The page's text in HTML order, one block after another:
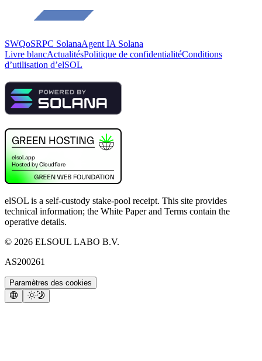
SWQoSRPC SolanaAgent IA Solana
Livre blancActualitésPolitique de confidentialitéConditions
d’utilisation d’elSOL
elSOL is a self-custody stake-pool receipt. This site provides
technical information; the White Paper and Terms contain the
operative details.
© 2026 ELSOUL LABO B.V.
AS200261
Paramètres des cookies